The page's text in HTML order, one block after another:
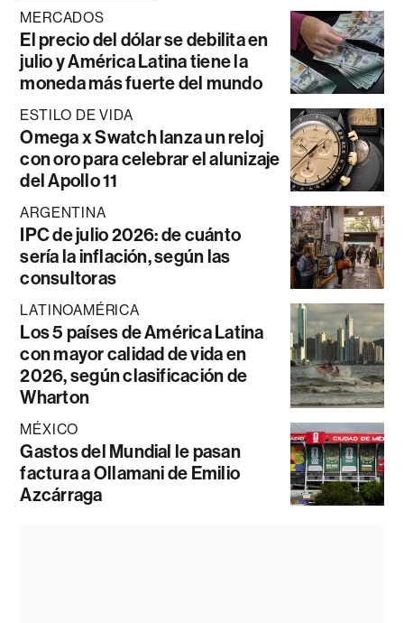
MERCADOS
El precio del dólar se debilita en
julio y América Latina tiene la
moneda más fuerte del mundo
ESTILO DE VIDA
Omega x Swatch lanza un reloj
con oro para celebrar el alunizaje
del Apollo 11
ARGENTINA
IPC de julio 2026: de cuánto
sería la inflación, según las
consultoras
LATINOAMÉRICA
Los 5 países de América Latina
con mayor calidad de vida en
2026, según clasificación de
Wharton
MÉXICO
Gastos del Mundial le pasan
factura a Ollamani de Emilio
Azcárraga